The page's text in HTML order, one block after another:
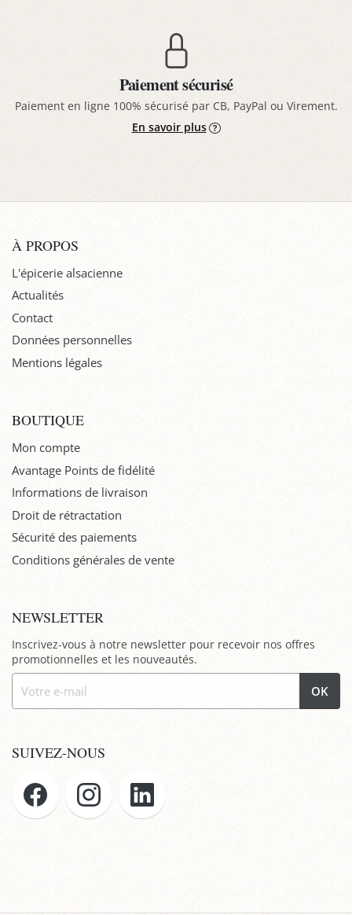
Paiement sécurisé
Paiement en ligne 100% sécurisé par CB, PayPal ou Virement.
En savoir plus
À PROPOS
L'épicerie alsacienne
Actualités
Contact
Données personnelles
Mentions légales
BOUTIQUE
Mon compte
Avantage Points de fidélité
Informations de livraison
Droit de rétractation
Sécurité des paiements
Conditions générales de vente
NEWSLETTER
Inscrivez-vous à notre newsletter pour recevoir nos offres
promotionnelles et les nouveautés.
OK
SUIVEZ-NOUS